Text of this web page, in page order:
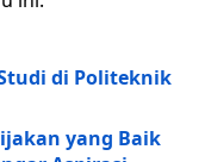
di Politeknik
yang Baik